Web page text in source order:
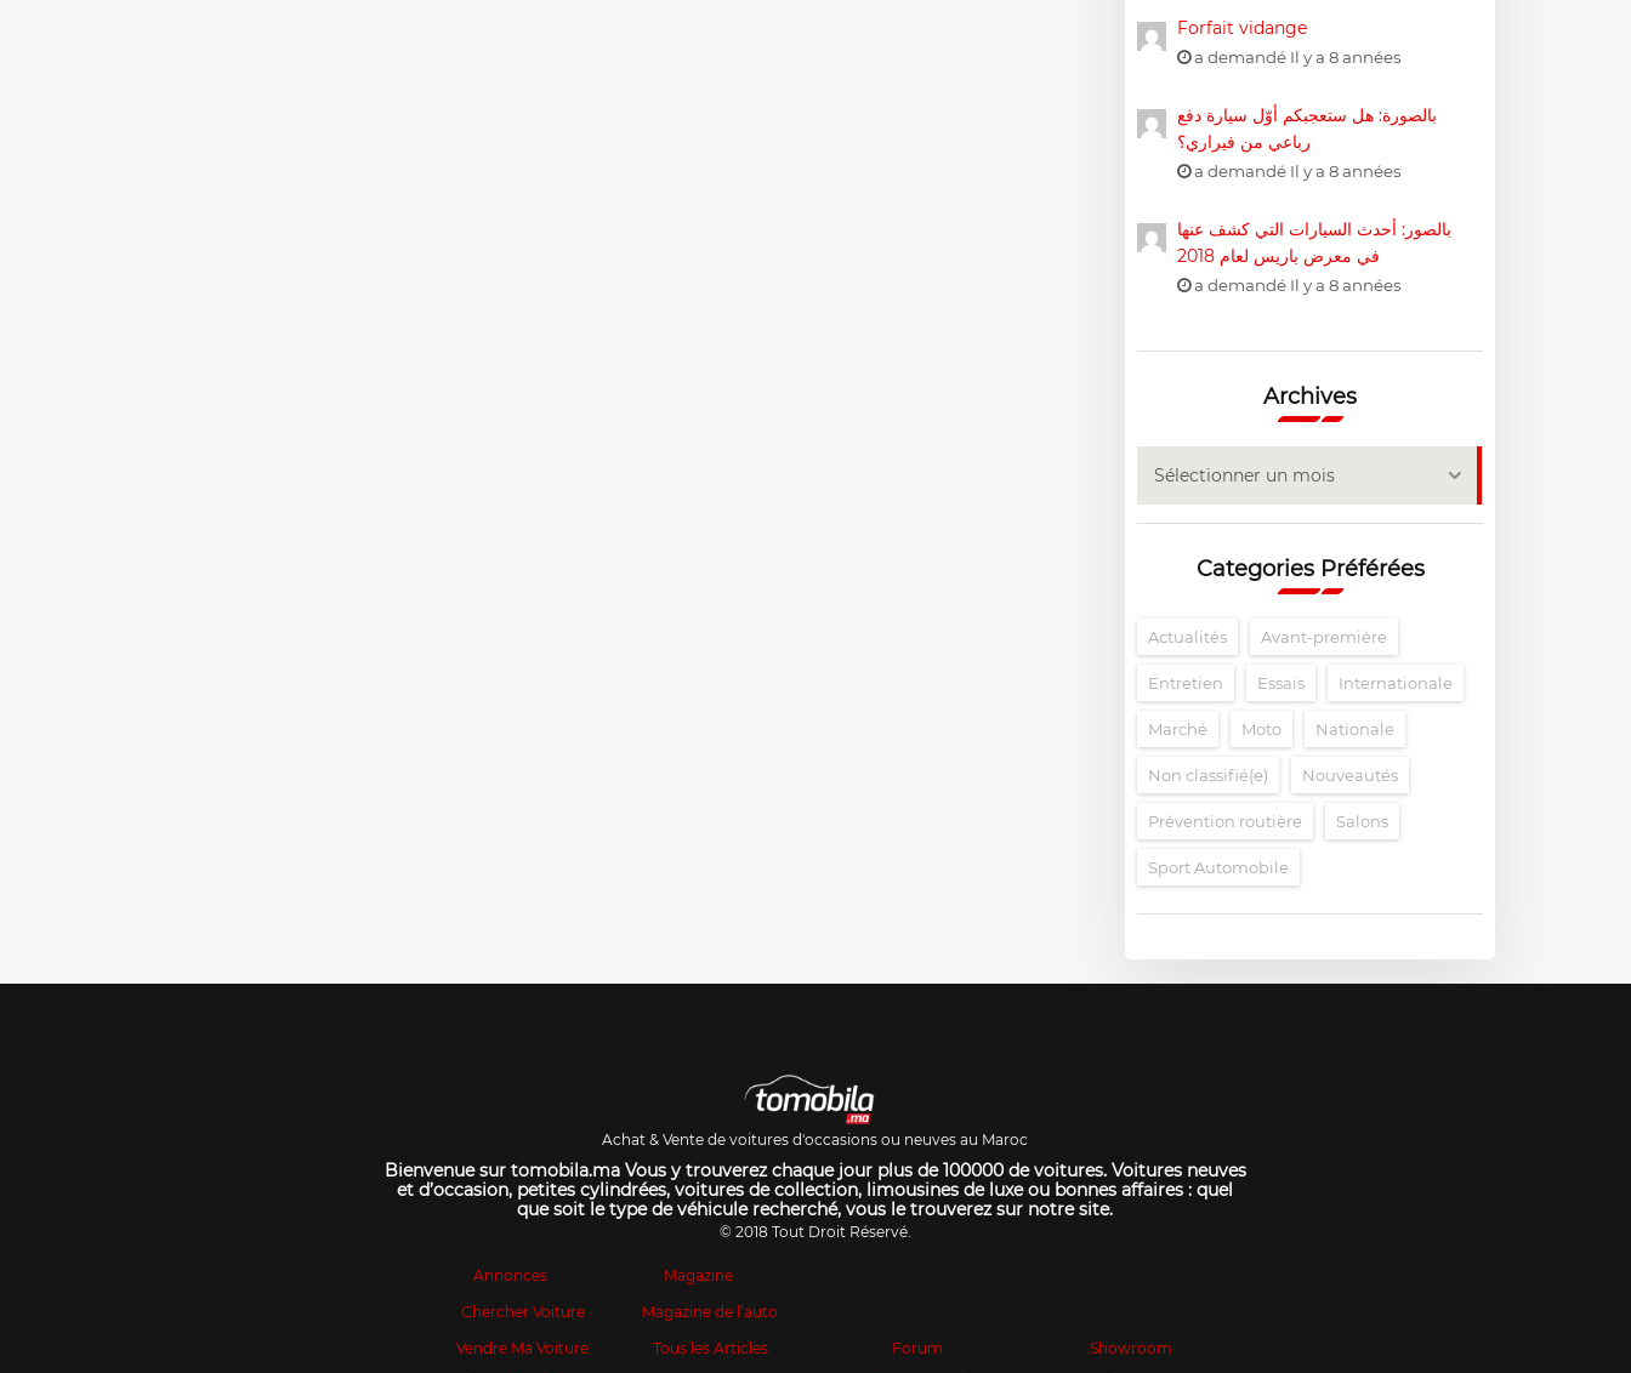
Forfait vidange
a demandé Il y a 8 années
بالصورة: هل ستعجبكم أوّل سيارة دفع
رباعي من فيراري؟
a demandé Il y a 8 années
بالصور: أحدث السيارات التي كشف عنها
في معرض باريس لعام 2018
a demandé Il y a 8 années
Archives
Sélectionner un mois
Categories Préférées
Actualités Avant-première
Entretien Essais Internationale
Marché Moto Nationale
Non classifié(e) Nouveautés
Prévention routière Salons
Sport Automobile
Achat & Vente de voitures d'occasions ou neuves au Maroc
Bienvenue sur tomobila.ma Vous y trouverez chaque jour plus de 100000 de voitures. Voitures neuves
et d’occasion, petites cylindrées, voitures de collection, limousines de luxe ou bonnes affaires : quel
que soit le type de véhicule recherché, vous le trouverez sur notre site.
© 2018 Tout Droit Réservé.
Annonces
Chercher Voiture
Vendre Ma Voiture
Magazine
Magazine de l’auto
Tous les Articles
Forum
Showroom